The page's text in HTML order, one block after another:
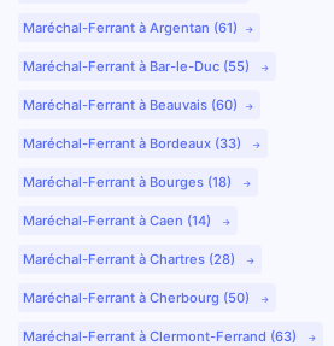
Maréchal-Ferrant à Argentan (61)
Maréchal-Ferrant à Bar-le-Duc (55)
Maréchal-Ferrant à Beauvais (60)
Maréchal-Ferrant à Bordeaux (33)
Maréchal-Ferrant à Bourges (18)
Maréchal-Ferrant à Caen (14)
Maréchal-Ferrant à Chartres (28)
Maréchal-Ferrant à Cherbourg (50)
Maréchal-Ferrant à Clermont-Ferrand (63)